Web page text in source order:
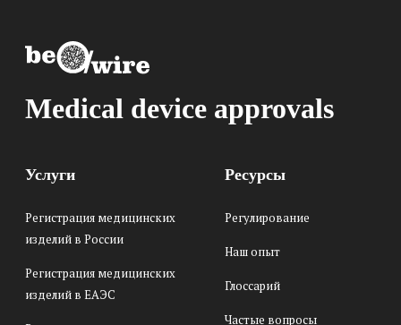
Medical device approvals
Услуги
Регистрация медицинских
изделий в России
Регистрация медицинских
изделий в ЕАЭС
Ресурсы
Регулирование
Наш опыт
Глоссарий
Частые вопросы